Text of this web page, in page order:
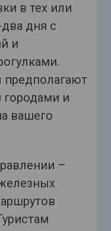
в тех или
дня с
и
и
вашего
–